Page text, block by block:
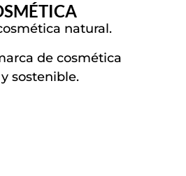
natural.
de cosmética
sostenible.